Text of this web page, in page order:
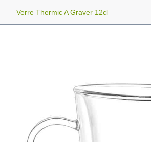
Verre Thermic A Graver 12cl